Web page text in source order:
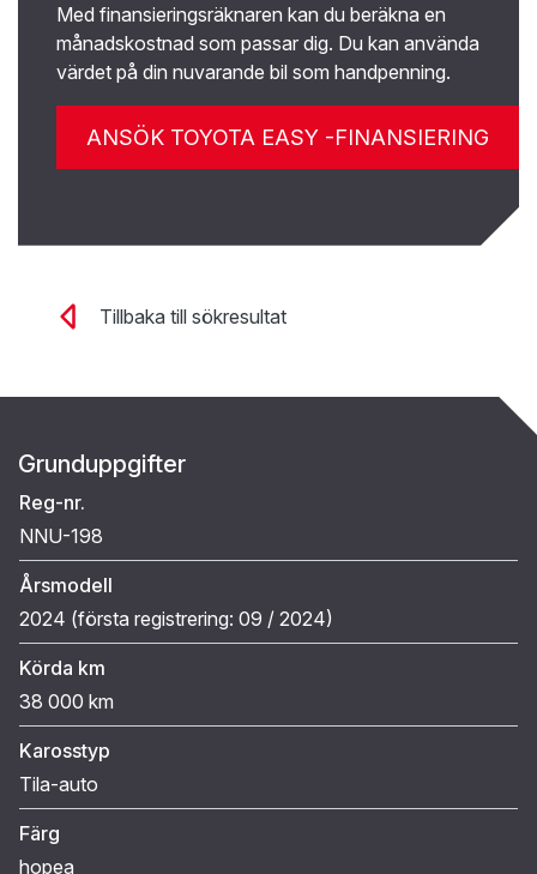
Med finansieringsräknaren kan du beräkna en
månadskostnad som passar dig. Du kan använda
värdet på din nuvarande bil som handpenning.
Tillbaka till sökresultat
Grunduppgifter
Reg-nr.
NNU-198
Årsmodell
2024 (första registrering: 09 / 2024)
Körda km
38 000 km
Karosstyp
Tila-auto
Färg
hopea